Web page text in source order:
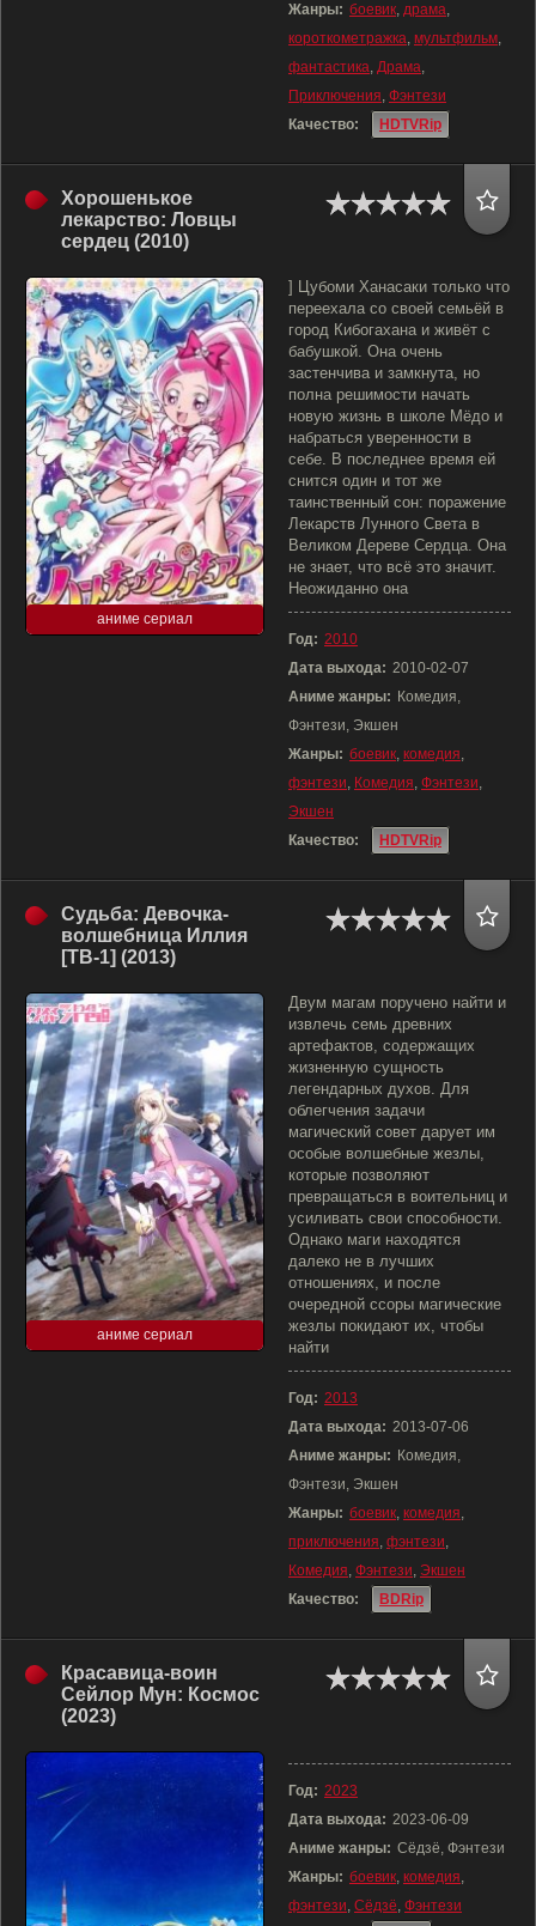
Жанры: боевик, драма,
короткометражка, мультфильм,
фантастика, Драма,
Приключения, Фэнтези
Качество:
HDTVRip
Хорошенькое
лекарство: Ловцы
сердец (2010)
аниме сериал
] Цубоми Ханасаки только что
переехала со своей семьёй в
город Кибогахана и живёт с
бабушкой. Она очень
застенчива и замкнута, но
полна решимости начать
новую жизнь в школе Мёдо и
набраться уверенности в
себе. В последнее время ей
снится один и тот же
таинственный сон: поражение
Лекарств Лунного Света в
Великом Дереве Сердца. Она
не знает, что всё это значит.
Неожиданно она
Год: 2010
Дата выхода: 2010-02-07
Аниме жанры: Комедия,
Фэнтези, Экшен
Жанры: боевик, комедия,
фэнтези, Комедия, Фэнтези,
Экшен
Качество:
HDTVRip
Судьба: Девочка-
волшебница Иллия
[ТВ-1] (2013)
аниме сериал
Двум магам поручено найти и
извлечь семь древних
артефактов, содержащих
жизненную сущность
легендарных духов. Для
облегчения задачи
магический совет дарует им
особые волшебные жезлы,
которые позволяют
превращаться в воительниц и
усиливать свои способности.
Однако маги находятся
далеко не в лучших
отношениях, и после
очередной ссоры магические
жезлы покидают их, чтобы
найти
Год: 2013
Дата выхода: 2013-07-06
Аниме жанры: Комедия,
Фэнтези, Экшен
Жанры: боевик, комедия,
приключения, фэнтези,
Комедия, Фэнтези, Экшен
Качество:
BDRip
Красавица-воин
Сейлор Мун: Космос
(2023)
Год: 2023
Дата выхода: 2023-06-09
Аниме жанры: Сёдзё, Фэнтези
Жанры: боевик, комедия,
фэнтези, Сёдзё, Фэнтези